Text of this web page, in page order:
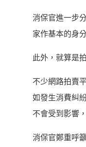
消保官進一步
家作基本的身
此外，就算是
不少網路拍賣
如發生消費糾
不會受到影響
消保官鄭重呼